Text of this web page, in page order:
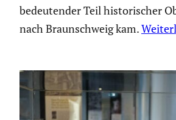
bedeutender Teil historischer
nach Braunschweig kam.